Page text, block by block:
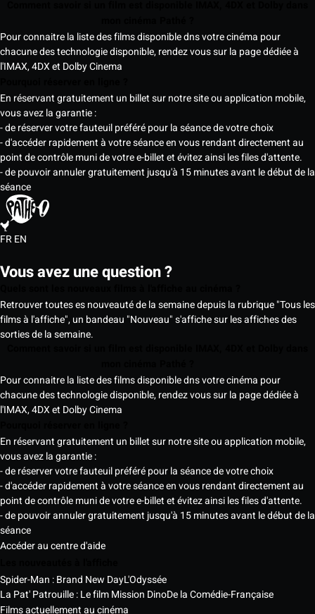
Pour connaitre la liste des films disponible dns votre cinéma pour
chacune des technologie disponible, rendez vous sur la page dédiée à
l'IMAX, 4DX et Dolby Cinema
En réservant gratuitement un billet sur notre site ou application mobile,
vous avez la garantie :
- de réserver votre fauteuil préféré pour la séance de votre choix
- d'accéder rapidement à votre séance en vous rendant directement au
point de contrôle muni de votre e-billet et évitez ainsi les files d'attente.
- de pouvoir annuler gratuitement jusqu'à 15 minutes avant le début de la
séance
FREN
Vous avez une question ?
Retrouver toutes es nouveauté de la semaine depuis la rubrique "Tous les
films à l'affiche", un bandeau "Nouveau" s'affiche sur les affiches des
sorties de la semaine.
Pour connaitre la liste des films disponible dns votre cinéma pour
chacune des technologie disponible, rendez vous sur la page dédiée à
l'IMAX, 4DX et Dolby Cinema
En réservant gratuitement un billet sur notre site ou application mobile,
vous avez la garantie :
- de réserver votre fauteuil préféré pour la séance de votre choix
- d'accéder rapidement à votre séance en vous rendant directement au
point de contrôle muni de votre e-billet et évitez ainsi les files d'attente.
- de pouvoir annuler gratuitement jusqu'à 15 minutes avant le début de la
séance
Accéder au centre d'aide
Spider-Man : Brand New DayL'Odyssée
La Pat' Patrouille : Le film Mission DinoDe la Comédie-Française
Films actuellement au cinéma